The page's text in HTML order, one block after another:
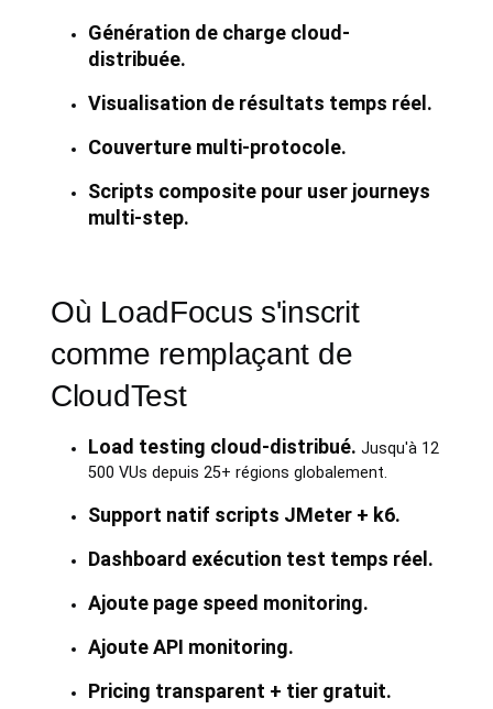
Génération de charge cloud-
distribuée.
Visualisation de résultats temps réel.
Couverture multi-protocole.
Scripts composite pour user journeys
multi-step.
Où LoadFocus s'inscrit
comme remplaçant de
CloudTest
Load testing cloud-distribué. Jusqu'à 12
500 VUs depuis 25+ régions globalement.
Support natif scripts JMeter + k6.
Dashboard exécution test temps réel.
Ajoute page speed monitoring.
Ajoute API monitoring.
Pricing transparent + tier gratuit.